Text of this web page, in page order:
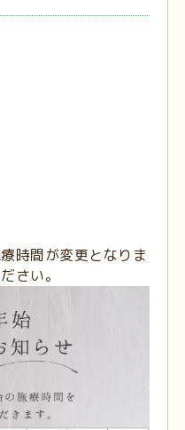
時間が変更となりま
さい。